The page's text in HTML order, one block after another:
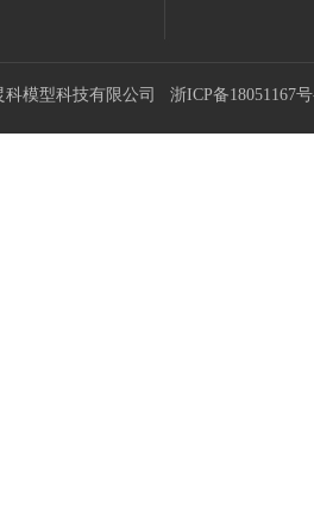
科模型科技有限公司 浙ICP备18051167